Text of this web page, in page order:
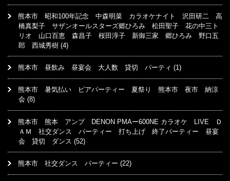
熊本市 昭和100年記念 中森明菜 カラオケナイト 沢田研二 高
橋真梨子 サザンオールスターズ郷ひろみ 松田聖子 花の中三ト
リオ 山口百恵 森昌子 桜田淳子 新御三家 郷ひろみ 野口五
郎 西城秀樹 (4)
熊本市 昼飲み 昼宴会 大人数 貸切 パーティ (1)
熊本市 暑気払い ビアパーティー 夏祭り 熊本市 夜市 納涼
会 (8)
熊本市 熊本 アンプ DENON PMAー600NE カラオケ LIVE Ｄ
ＡＭ 社交ダンス パーティー 打ち上げ 終了パーティー 昼宴
会 貸切 ダンス (52)
熊本市 社交ダンス パーティー (22)